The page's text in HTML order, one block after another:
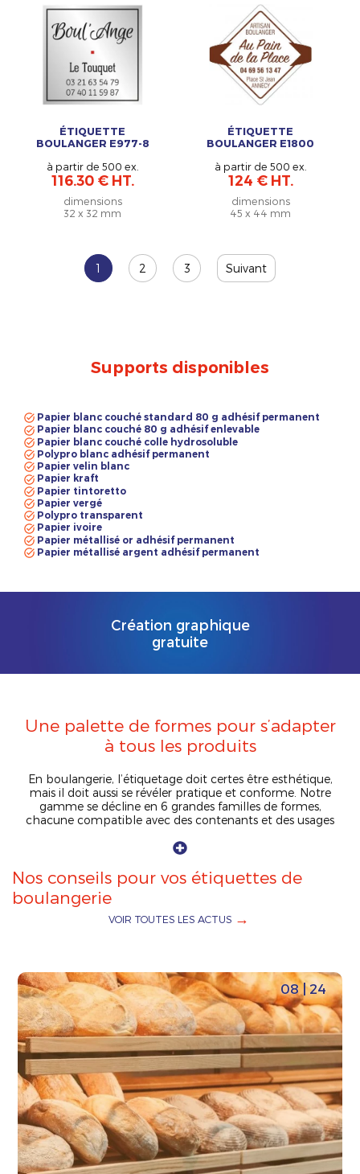
ÉTIQUETTE
BOULANGER E977-8
à partir de 500 ex.
116.30 € HT.
dimensions
32 x 32 mm
ÉTIQUETTE
BOULANGER E1800
à partir de 500 ex.
124 € HT.
dimensions
45 x 44 mm
1 2 3 Suivant
Supports disponibles
Papier blanc couché standard 80 g adhésif permanent
Papier blanc couché 80 g adhésif enlevable
Papier blanc couché colle hydrosoluble
Polypro blanc adhésif permanent
Papier velin blanc
Papier kraft
Papier tintoretto
Papier vergé
Polypro transparent
Papier ivoire
Papier métallisé or adhésif permanent
Papier métallisé argent adhésif permanent
Création graphique
gratuite
Une palette de formes pour s’adapter
à tous les produits
En boulangerie, l’étiquetage doit certes être esthétique,
mais il doit aussi se révéler pratique et conforme. Notre
gamme se décline en 6 grandes familles de formes,
chacune compatible avec des contenants et des usages
Nos conseils pour vos étiquettes de
boulangerie
VOIR TOUTES LES ACTUS
08 | 24